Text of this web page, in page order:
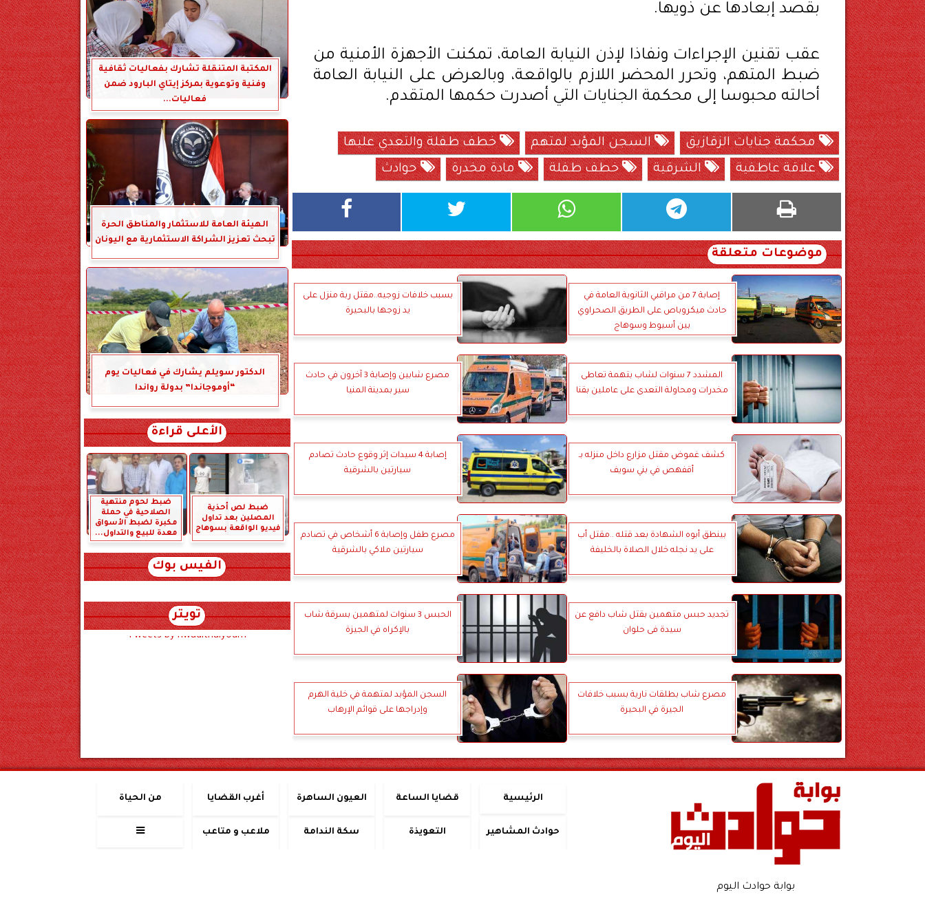
بقصد إبعادها عن ذويها.
عقب تقنين الإجراءات ونفاذا لإذن النيابة العامة، تمكنت الأجهزة الأمنية من
ضبط المتهم، وتحرر المحضر اللازم بالواقعة، وبالعرض على النيابة العامة
أحالته محبوسا إلى محكمة الجنايات التي أصدرت حكمها المتقدم.
محكمة جنايات الزقازيق السجن المؤبد لمتهم
خطف طفلة والتعدي عليها
علاقة عاطفية
الشرقية خطف طفلة مادة مخدرة حوادث
موضوعات متعلقة
إصابة 7 من مراقبي الثانوية العامة في
حادث ميكروباص على الطريق الصحراوي
بين أسيوط وسوهاج
بسبب خلافات زوجيه..مقتل ربة منزل على
يد زوجها بالبحيرة
المشدد 7 سنوات لشاب بتهمة تعاطى
مخدرات ومحاولة التعدى على عاملين بقنا
مصرع شابين وإصابة 3 آخرون في حادث
سير بمدينة المنيا
كشف غموض مقتل مزارع داخل منزله بـ
أقفهص في بني سويف
إصابة 4 سيدات إثر وقوع حادث تصادم
سيارتين بالشرقية
بينطق أبوه الشهادة بعد قتله ..مقتل أب
على يد نجله خلال الصلاة بالخليفة
مصرع طفل وإصابة 6 أشخاص في تصادم
سيارتين ملاكي بالشرقية
تجديد حبس متهمين بقتل شاب دافع عن
سيدة فى حلوان
الحبس 3 سنوات لمتهمين بسرقة شاب
بالإكراه في الجيزة
مصرع شاب بطلقات نارية بسبب خلافات
الجيرة في البحيرة
السجن المؤبد لمتهمة في خلية الهرم
وإدراجها على قوائم الإرهاب
المكتبة المتنقلة تشارك بفعاليات ثقافية
وفنية وتوعوية بمركز إيتاي البارود ضمن
فعاليات...
الهيئة العامة للاستثمار والمناطق الحرة
تبحث تعزيز الشراكة الاستثمارية مع اليونان
الدكتور سويلم يشارك في فعاليات يوم
“أوموجاندا” بدولة رواندا
الأعلى قراءة
ضبط لص أحذية
المصلين بعد تداول
فيديو الواقعة بسوهاج
ضبط لحوم منتهية
الصلاحية في حملة
مكبرة لضبط الأسواق
معدة للبيع والتداول...
الفيس بوك
تويتر
Tweets by hwadithalyoum
بوابة حوادث اليوم
الرئيسية قضايا الساعة العيون الساهرة أغرب القضايا من الحياة
حوادث المشاهير التعويذة سكة الندامة ملاعب و متاعب 